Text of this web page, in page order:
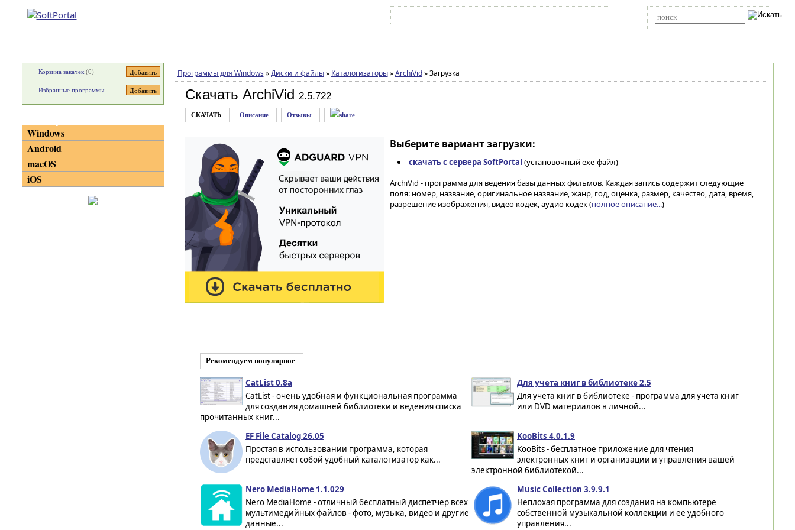
Программы для Windows » Диски и файлы » Каталогизаторы » ArchiVid »Загрузка
Скачать ArchiVid 2.5.722
СКАЧАТЬ Описание Отзывы
Выберите вариант загрузки:
скачать с сервера SoftPortal (установочный exe-файл)
ArchiVid - программа для ведения базы данных фильмов. Каждая запись содержит следующие
поля: номер, название, оригинальное название, жанр, год, оценка, размер, качество, дата, время,
разрешение изображения, видео кодек, аудио кодек (полное описание...)
Рекомендуем популярное
CatList 0.8a
CatList - очень удобная и функциональная программа
для создания домашней библиотеки и ведения списка
прочитанных книг...
Для учета книг в библиотеке 2.5
Для учета книг в библиотеке - программа для учета книг
или DVD материалов в личной...
EF File Catalog 26.05
Простая в использовании программа, которая
представляет собой удобный каталогизатор как...
KooBits 4.0.1.9
KooBits - бесплатное приложение для чтения
электронных книг и организации и управления вашей
электронной библиотекой...
Nero MediaHome 1.1.029
Nero MediaHome - отличный бесплатный диспетчер всех
мультимедийных файлов - фото, музыка, видео и другие
данные...
Music Collection 3.9.9.1
Неплохая программа для создания на компьютере
собственной музыкальной коллекции и ее удобного
управления...
Корзина закачек(0)
Избранные программы
Windows
Android
macOS
iOS